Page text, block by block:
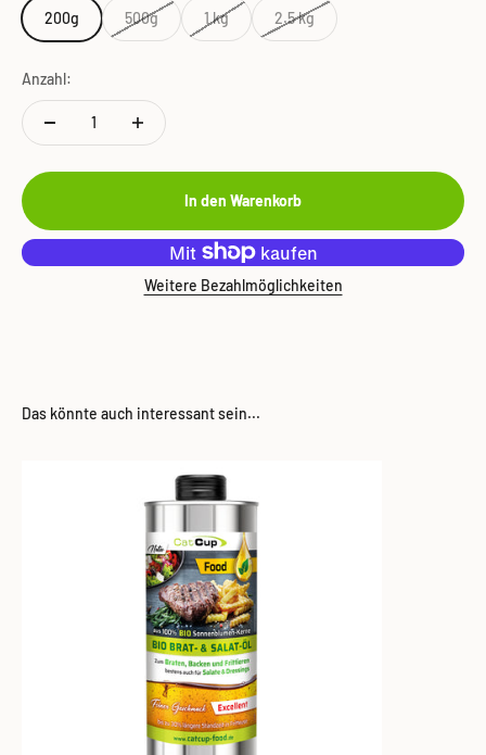
200g 500g 1 kg 2.5 kg
Anzahl:
In den Warenkorb
Weitere Bezahlmöglichkeiten